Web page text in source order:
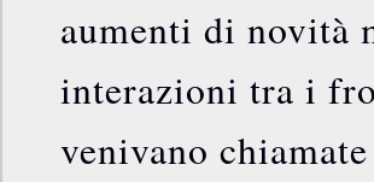
aumenti di novità
interazioni tra i
venivano